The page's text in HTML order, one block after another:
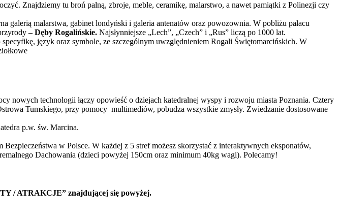
Znajdziemy tu broń palną, zbroje, meble, ceramikę, malarstwo, a nawet pamiątki z Polinezji czy
galerią malarstwa, gabinet londyński i galeria antenatów oraz powozownia. W pobliżu pałacu
– Dęby Rogalińskie. Najsłynniejsze „Lech”, „Czech” i „Rus” liczą po 1000 lat.
język oraz symbole, ze szczególnym uwzględnieniem Rogali Świętomarcińskich. W
nowych technologii łączy opowieść o dziejach katedralnej wyspy i rozwoju miasta Poznania. Cztery
Tumskiego, przy pomocy multimediów, pobudza wszystkie zmysły. Zwiedzanie dostosowane
p.w. św. Marcina.
w Polsce. W każdej z 5 stref możesz skorzystać z interaktywnych eksponatów,
Dachowania (dzieci powyżej 150cm oraz minimum 40kg wagi). Polecamy!
/ ATRAKCJE” znajdującej się powyżej.